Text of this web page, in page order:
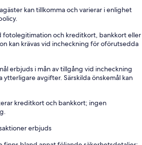
kan tillkomma och varierar i enlighet
fotolegitimation och kreditkort, bankkort eller
kan krävas vid incheckning för oförutsedda
erbjuds i mån av tillgång vid incheckning
ytterligare avgifter. Särskilda önskemål kan
kreditkort och bankkort; ingen
erbjuds